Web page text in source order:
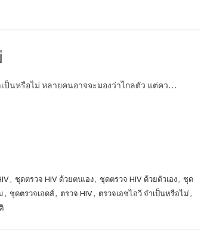
เป็นหรือไม่ หลายคนอาจจะมองว่าไกลตัว แต่คว…
, ชุดตรวจ HIV ด้วยตนเอง, ชุดตรวจ HIV ด้วยตัวเอง, ชุด
, ชุดตรวจเอดส์, ตรวจ HIV, ตรวจเอชไอวี จำเป็นหรือไม่ ,